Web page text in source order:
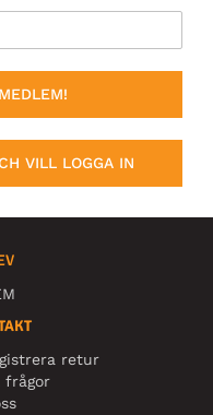
VILL LOGGA IN
retur
frågor